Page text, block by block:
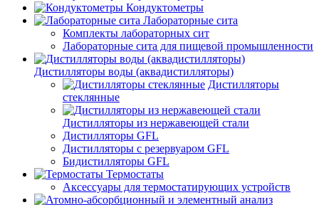
Кондуктометры
Лабораторные сита
Комплекты лабораторных сит
Лабораторные сита для пищевой промышленности
Дистилляторы воды (аквадистилляторы)
Дистилляторы
стеклянные
Дистилляторы из нержавеющей стали
Дистилляторы GFL
Дистилляторы с резервуаром GFL
Бидистилляторы GFL
Термостаты
Аксессуары для термостатирующих устройств